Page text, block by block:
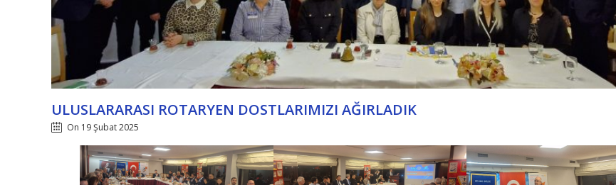
ULUSLARARASI ROTARYEN DOSTLARIMIZI AĞIRLADIK
On 19 Şubat 2025